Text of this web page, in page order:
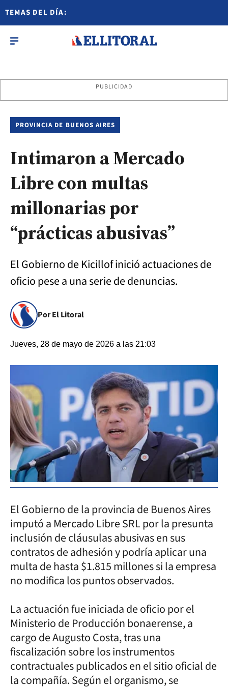
TEMAS DEL DÍA:
PUBLICIDAD
PROVINCIA DE BUENOS AIRES
Intimaron a Mercado
Libre con multas
millonarias por
“prácticas abusivas”
El Gobierno de Kicillof inició actuaciones de
oficio pese a una serie de denuncias.
Por El Litoral
Jueves, 28 de mayo de 2026 a las 21:03
El Gobierno de la provincia de Buenos Aires
imputó a Mercado Libre SRL por la presunta
inclusión de cláusulas abusivas en sus
contratos de adhesión y podría aplicar una
multa de hasta $1.815 millones si la empresa
no modifica los puntos observados.
La actuación fue iniciada de oficio por el
Ministerio de Producción bonaerense, a
cargo de Augusto Costa, tras una
fiscalización sobre los instrumentos
contractuales publicados en el sitio oficial de
la compañía. Según el organismo, se